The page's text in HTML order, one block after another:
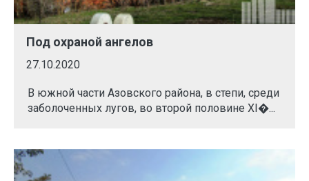
Под охраной ангелов
27.10.2020
В южной части Азовского района, в степи, среди
заболоченных лугов, во второй половине ХI�...